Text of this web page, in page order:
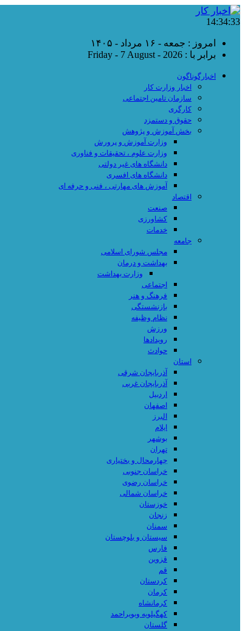
14:34:34
امروز : جمعه - ۱۶ مرداد - ۱۴۰۵
برابر با : Friday - 7 August - 2026
اخبارگوناگون
اخبار وزارت کار
سازمان تامین اجتماعی
کارگری
حقوق و دستمزد
بخش آموزش و پژوهش
وزارت آموزش و پرورش
وزارت علوم ، تحقیقات و فناوری
دانشگاه های غیر دولتی
دانشگاه های افسری
آموزش های مهارتی ، فنی و حرفه ای
اقتصاد
صنعت
کشاورزی
خدمات
جامعه
مجلس شورای اسلامی
بهداشت و درمان
وزارت بهداشت
اجتماعی
فرهنگ و هنر
بازنشستگی
نظام وظیفه
ورزش
رویدادها
حوادث
استان
آذربایجان شرقی
آذربایجان غربی
اردبیل
اصفهان
البرز
ایلام
بوشهر
تهران
چهارمحال و بختیاری
خراسان جنوبی
خراسان رضوی
خراسان شمالی
خوزستان
زنجان
سمنان
سیستان و بلوچستان
فارس
قزوین
قم
کردستان
کرمان
کرمانشاه
کهگیلویه وبویراحمد
گلستان